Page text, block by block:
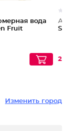
вода
Fruit
Изменить город